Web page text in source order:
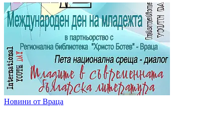
Новини от Враца